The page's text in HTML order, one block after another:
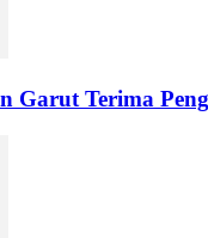
Garut Terima